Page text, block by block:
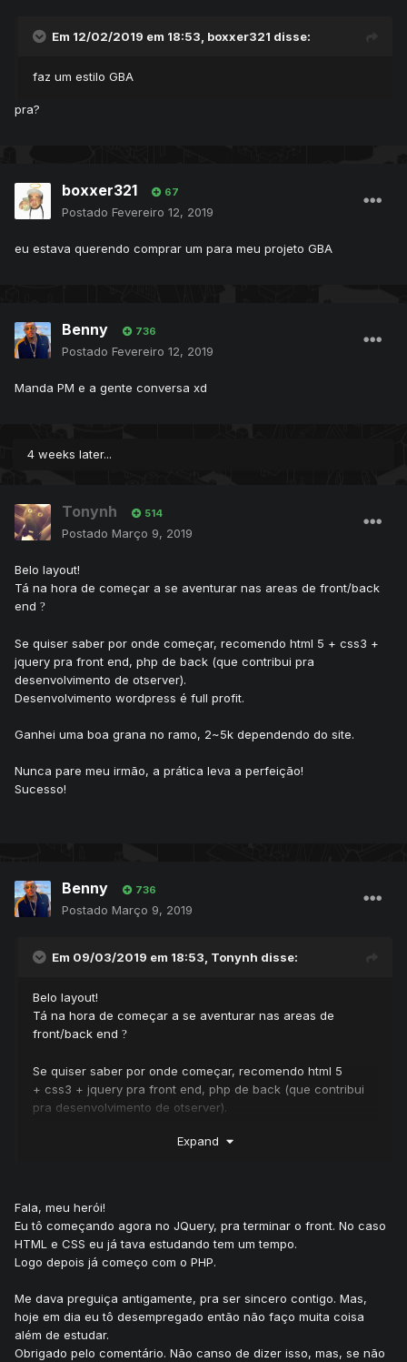
Em 12/02/2019 em 18:53, boxxer321 disse:
faz um estilo GBA
pra?
boxxer321 67
Postado Fevereiro 12, 2019
eu estava querendo comprar um para meu projeto GBA
Benny 736
Postado Fevereiro 12, 2019
Manda PM e a gente conversa xd
4 weeks later...
Tonynh 514
Postado Março 9, 2019
Belo layout!
Tá na hora de começar a se aventurar nas areas de front/back
end ?
Se quiser saber por onde começar, recomendo html 5 + css3 +
jquery pra front end, php de back (que contribui pra
desenvolvimento de otserver).
Desenvolvimento wordpress é full profit.
Ganhei uma boa grana no ramo, 2~5k dependendo do site.
Nunca pare meu irmão, a prática leva a perfeição!
Sucesso!
Benny 736
Postado Março 9, 2019
Em 09/03/2019 em 18:53, Tonynh disse:
Belo layout!
Tá na hora de começar a se aventurar nas areas de
front/back end ?
Se quiser saber por onde começar, recomendo html 5
+ css3 + jquery pra front end, php de back (que contribui
pra desenvolvimento de otserver).
Sucesso!
Expand
Fala, meu herói!
Eu tô começando agora no JQuery, pra terminar o front. No caso
HTML e CSS eu já tava estudando tem um tempo.
Logo depois já começo com o PHP.
Me dava preguiça antigamente, pra ser sincero contigo. Mas,
hoje em dia eu tô desempregado então não faço muita coisa
além de estudar.
Obrigado pelo comentário. Não canso de dizer isso, mas, se não